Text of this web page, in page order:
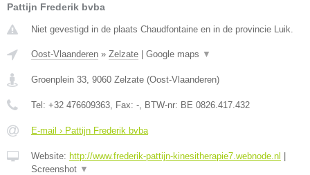
Pattijn Frederik bvba
Niet gevestigd in de plaats Chaudfontaine en in de provincie Luik.
Oost-Vlaanderen » Zelzate Google maps ▼
Groenplein 33 9060 Zelzate (Oost-Vlaanderen)
Tel: +32 476609363 , Fax: - , BTW-nr: BE 0826.417.432
E-mail › Pattijn Frederik bvba
Website: http://www.frederik-pattijn-kinesitherapie7.webnode.nl
Screenshot ▼